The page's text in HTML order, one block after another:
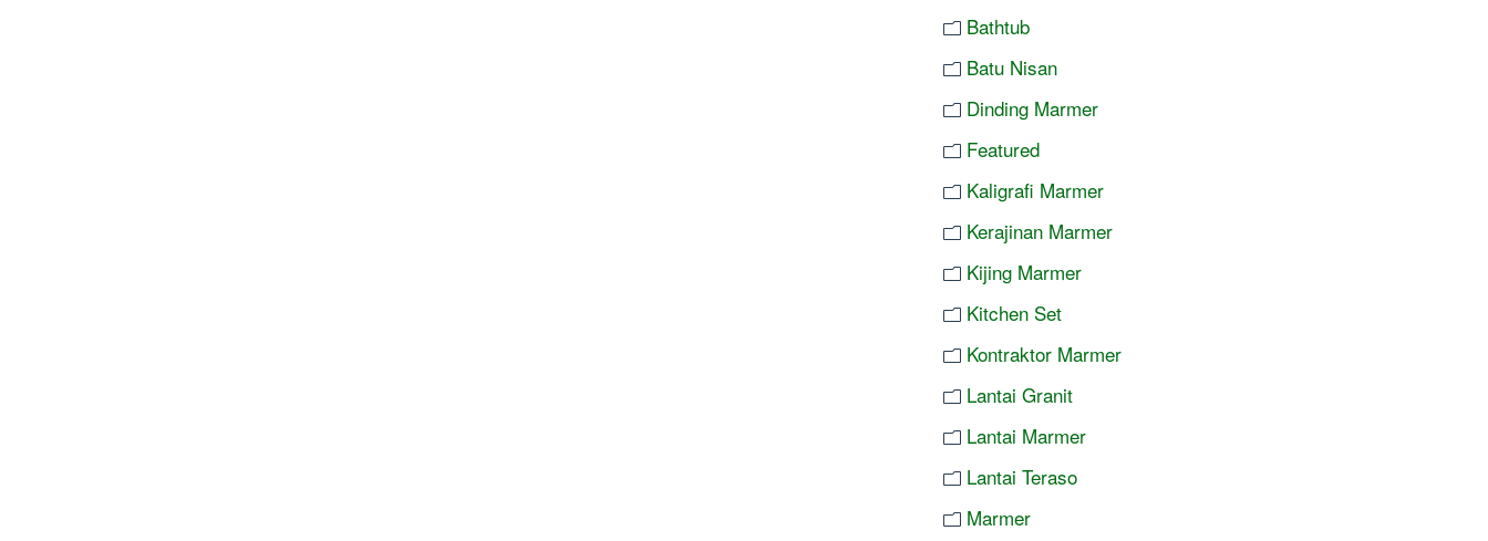
Bathtub
Batu Nisan
Dinding Marmer
Featured
Kaligrafi Marmer
Kerajinan Marmer
Kijing Marmer
Kitchen Set
Kontraktor Marmer
Lantai Granit
Lantai Marmer
Lantai Teraso
Marmer